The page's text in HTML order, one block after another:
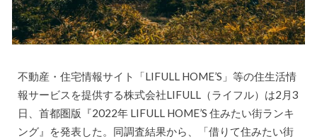
不動産・住宅情報サイト「LIFULL HOME’S」等の住生活情
報サービスを提供する株式会社LIFULL（ライフル）は2月3
日、首都圏版『2022年 LIFULL HOME’S 住みたい街ランキ
ング』を発表した。同調査結果から、「借りて住みたい街